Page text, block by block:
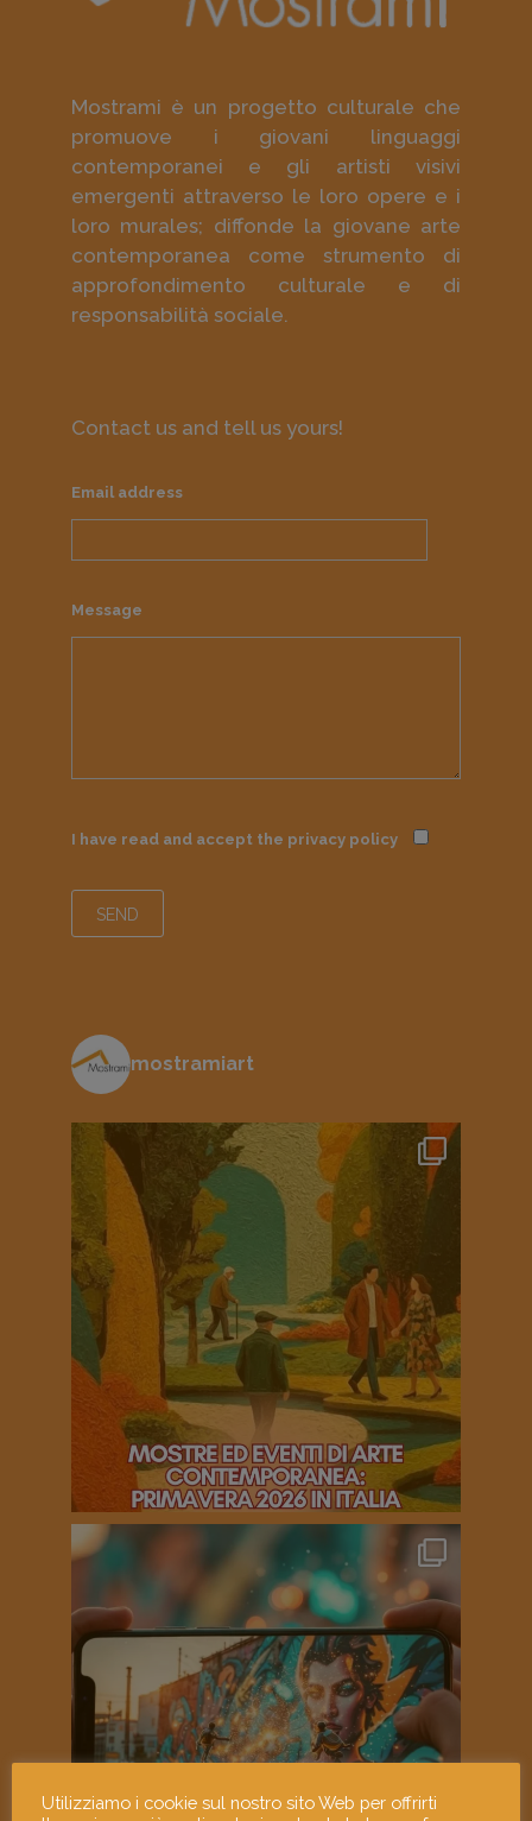
Mostrami è un progetto culturale che
promuove i giovani linguaggi
contemporanei e gli artisti visivi
emergenti attraverso le loro opere e i
loro murales; diffonde la giovane arte
contemporanea come strumento di
approfondimento culturale e di
responsabilità sociale.
Contact us and tell us yours!
Email address
Message
I have read and accept the privacy policy
mostramiart
Utilizziamo i cookie sul nostro sito Web per offrirti